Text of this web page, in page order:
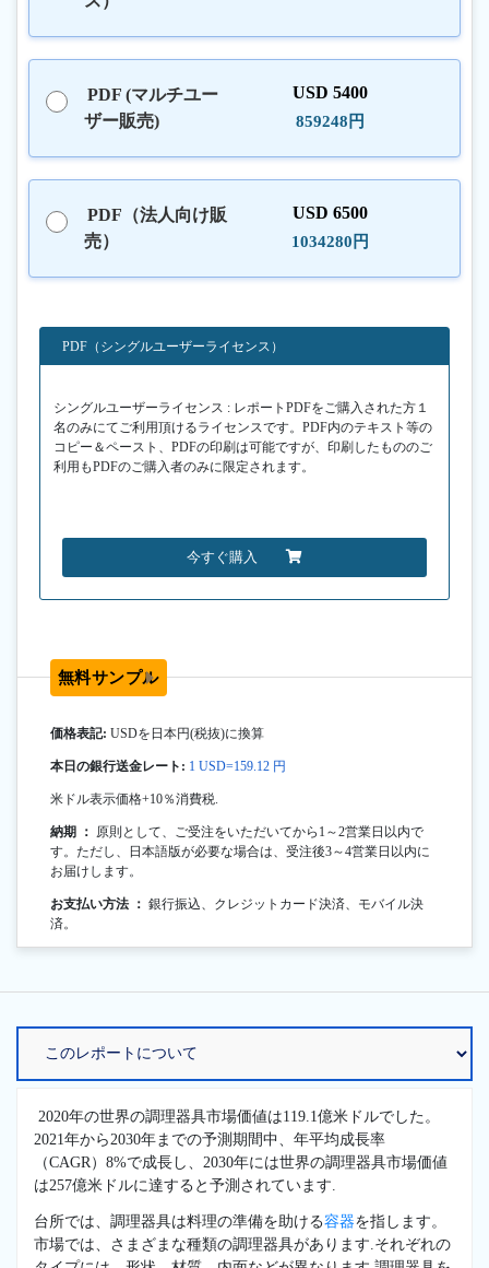
PDF (マルチユー
ザー販売)
USD 5400
859248円
PDF（法人向け販
売）
USD 6500
1034280円
PDF（シングルユーザーライセンス）
シングルユーザーライセンス : レポートPDFをご購入された方１
名のみにてご利用頂けるライセンスです。PDF内のテキスト等の
コピー＆ペースト、PDFの印刷は可能ですが、印刷したもののご
利用もPDFのご購入者のみに限定されます。
今すぐ購入
無料サンプル
価格表記: USDを日本円(税抜)に換算
本日の銀行送金レート: 1 USD=159.12 円
米ドル表示価格+10％消費税.
納期 ： 原則として、ご受注をいただいてから1～2営業日以内で
す。ただし、日本語版が必要な場合は、受注後3～4営業日以内に
お届けします。
お支払い方法 ： 銀行振込、クレジットカード決済、モバイル決
済。
2020年の世界の調理器具市場価値は119.1億米ドルでした。
2021年から2030年までの予測期間中、年平均成長率
（CAGR）8%で成長し、2030年には世界の調理器具市場価値
は257億米ドルに達すると予測されています.
台所では、調理器具は料理の準備を助ける容器を指します。
市場では、さまざまな種類の調理器具があります.それぞれの